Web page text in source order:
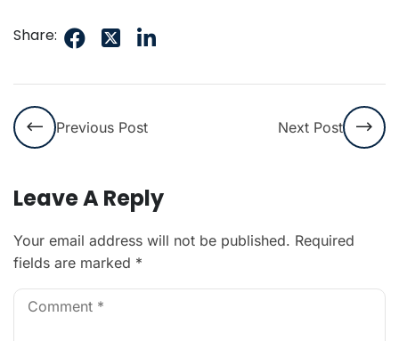
Share:
Previous Post Next Post
Leave A Reply
Your email address will not be published. Required
fields are marked *